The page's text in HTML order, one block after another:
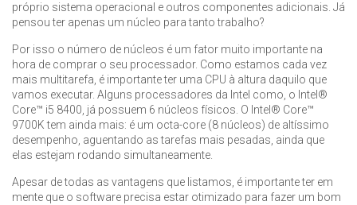
próprio sistema operacional e outros componentes adicionais. Já
pensou ter apenas um núcleo para tanto trabalho?
Por isso o número de núcleos é um fator muito importante na
hora de comprar o seu processador. Como estamos cada vez
mais multitarefa, é importante ter uma CPU à altura daquilo que
vamos executar. Alguns processadores da Intel como, o Intel®
Core™ i5 8400, já possuem 6 núcleos físicos. O Intel® Core™
9700K tem ainda mais: é um octa-core (8 núcleos) de altíssimo
desempenho, aguentando as tarefas mais pesadas, ainda que
elas estejam rodando simultaneamente.
Apesar de todas as vantagens que listamos, é importante ter em
mente que o software precisa estar otimizado para fazer um bom